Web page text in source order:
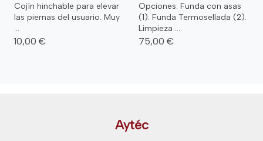
Cojín hinchable para elevar
las piernas del usuario. Muy
...
10,00 €
Opciones: Funda con asas
(1). Funda Termosellada (2).
Limpieza ...
75,00 €
Aytéc